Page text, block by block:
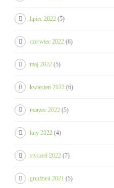
lipiec 2022 (5)
czerwiec 2022 (6)
maj 2022 (5)
kwiecień 2022 (6)
marzec 2022 (5)
luty 2022 (4)
styczeń 2022 (7)
grudzień 2021 (5)